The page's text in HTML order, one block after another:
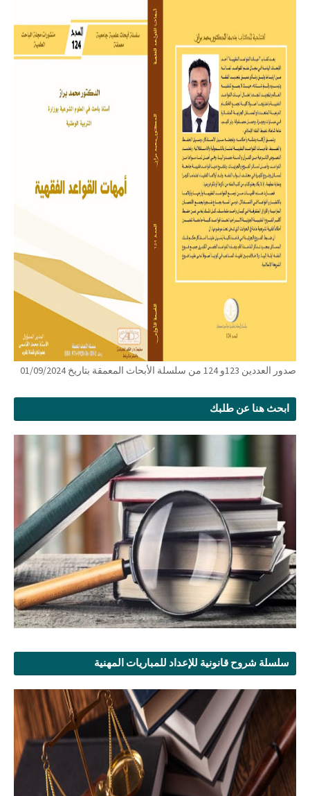
صدور العددين 123و 124 من سلسلة الأبحاث المعمقة بتاريخ 01/09/2024
ابحث هنا عن طلبك
سلسلة شروح قانونية للإعداد للمباريات المهنية